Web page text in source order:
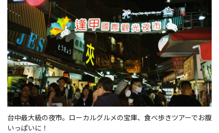
台中最大級の夜市。ローカルグルメの宝庫、食べ歩きツアーでお腹
いっぱいに！